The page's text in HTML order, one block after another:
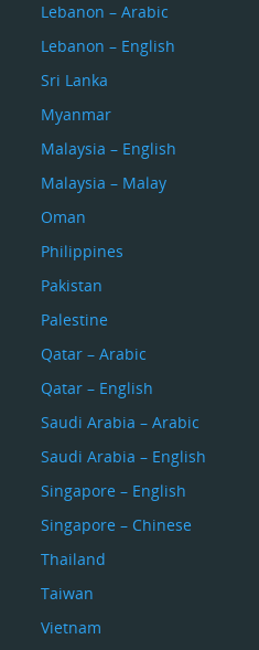
Lebanon – Arabic
Lebanon – English
Sri Lanka
Myanmar
Malaysia – English
Malaysia – Malay
Oman
Philippines
Pakistan
Palestine
Qatar – Arabic
Qatar – English
Saudi Arabia – Arabic
Saudi Arabia – English
Singapore – English
Singapore – Chinese
Thailand
Taiwan
Vietnam